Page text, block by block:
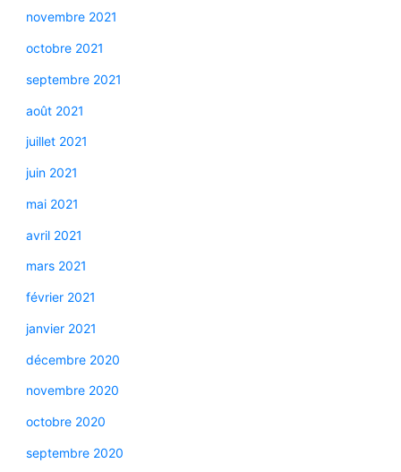
novembre 2021
octobre 2021
septembre 2021
août 2021
juillet 2021
juin 2021
mai 2021
avril 2021
mars 2021
février 2021
janvier 2021
décembre 2020
novembre 2020
octobre 2020
septembre 2020